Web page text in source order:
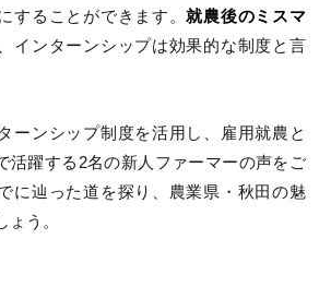
することができます。就農後のミスマ
インターンシップは効果的な制度と言
ーンシップ制度を活用し、雇用就農と
活躍する2名の新人ファーマーの声をご
に辿った道を探り、農業県・秋田の魅
う。